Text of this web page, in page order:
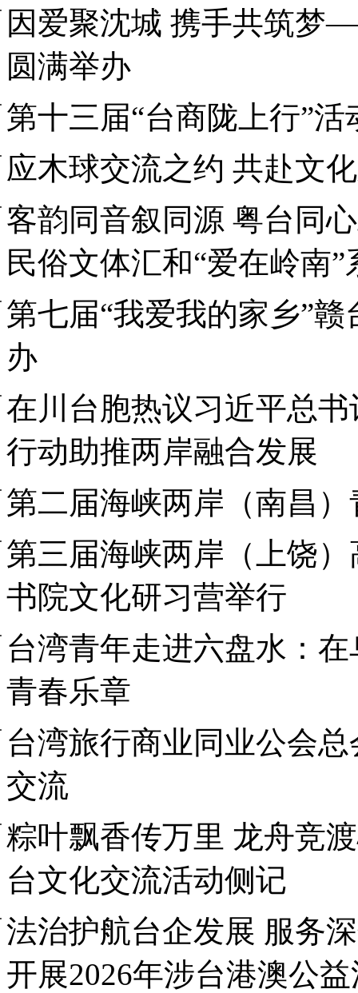
因爱聚沈城 携手共筑梦
圆满举办
第十三届“台商陇上行”
应木球交流之约 共赴文
客韵同音叙同源 粤台同
民俗文体汇和“爱在岭南
第七届“我爱我的家乡”
办
在川台胞热议习近平总
行动助推两岸融合发展
第二届海峡两岸（南昌
第三届海峡两岸（上饶
书院文化研习营举行
台湾青年走进六盘水：
青春乐章
台湾旅行商业同业公会
交流
粽叶飘香传万里 龙舟竞
台文化交流活动侧记
法治护航台企发展 服务
开展2026年涉台港澳公